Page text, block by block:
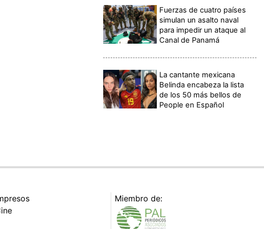
Fuerzas de cuatro países
simulan un asalto naval
para impedir un ataque al
Canal de Panamá
La cantante mexicana
Belinda encabeza la lista
de los 50 más bellos de
People en Español
Miembro de: